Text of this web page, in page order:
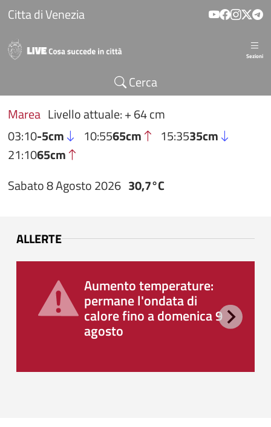
Salta al contenuto principale
Citta di Venezia
Sezioni
Cerca
Marea Livello attuale: + 64 cm
03:10-5cm 10:5565cm 15:3535cm
21:1065cm
Sabato 8 Agosto 2026 30,7°C
ALLERTE
Aumento temperature:
permane l'ondata di
calore fino a domenica 9
agosto